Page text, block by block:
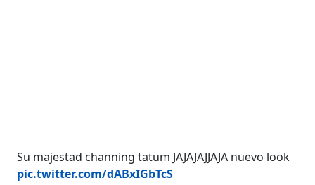
Su majestad channing tatum JAJAJAJJAJA nuevo look
pic.twitter.com/dABxIGbTcS